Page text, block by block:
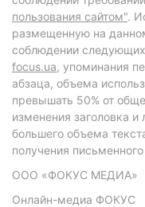
пользования сайтом".
размещенную на
соблюдении
focus.ua, упоминания
абзаца, объема
превышать 50% от
изменения заголовка
большего объема
получения
ООО «ФОКУС МЕДИА»
Онлайн-медиа ФОКУС